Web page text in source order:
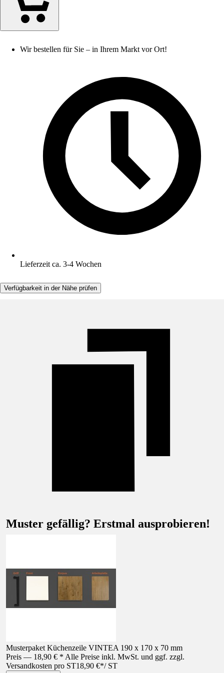
Wir bestellen für Sie – in Ihrem Markt vor Ort!
Lieferzeit ca. 3-4 Wochen
Verfügbarkeit in der Nähe prüfen
Muster gefällig? Erstmal ausprobieren!
Musterpaket Küchenzeile VINTEA 190 x 170 x 70 mm
Preis — 18,90 € * Alle Preise inkl. MwSt. und ggf. zzgl.
Versandkosten pro ST18,90 €*/ ST